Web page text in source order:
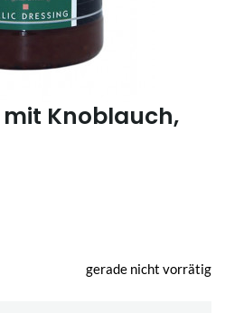
Knoblauch,
gerade nicht vorrätig